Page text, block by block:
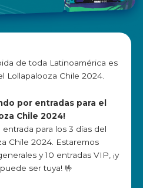
de toda Latinoamérica es
Lollapalooza Chile 2024.
por entradas para el
Chile 2024!
entrada para los 3 días del
Chile 2024. Estaremos
y 10 entradas VIP, ¡y
ser tuya! 🤟